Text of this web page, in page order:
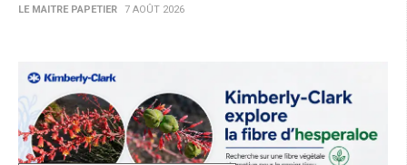
LE MAITRE PAPETIER 7 AOÛT 2026